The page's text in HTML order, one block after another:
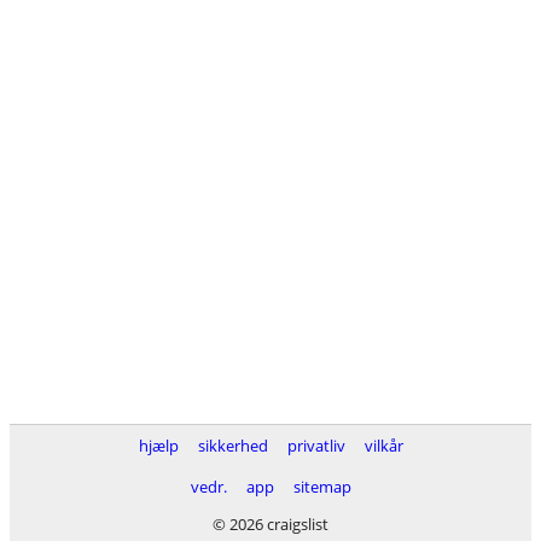
hjælp sikkerhed privatliv
vilkår
vedr.
app
sitemap
© 2026 craigslist